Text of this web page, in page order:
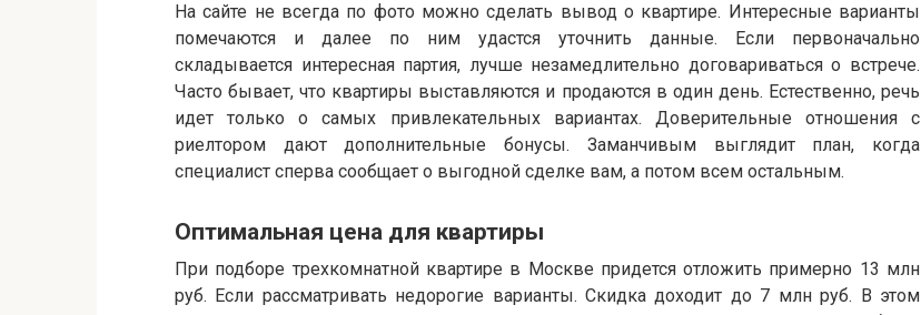
На сайте не всегда по фото можно сделать вывод о квартире. Интересные варианты
помечаются и далее по ним удастся уточнить данные. Если первоначально
складывается интересная партия, лучше незамедлительно договариваться о встрече.
Часто бывает, что квартиры выставляются и продаются в один день. Естественно, речь
идет только о самых привлекательных вариантах. Доверительные отношения с
риелтором дают дополнительные бонусы. Заманчивым выглядит план, когда
специалист сперва сообщает о выгодной сделке вам, а потом всем остальным.
Оптимальная цена для квартиры
При подборе трехкомнатной квартире в Москве придется отложить примерно 13 млн
руб. Если рассматривать недорогие варианты. Скидка доходит до 7 млн руб. В этом